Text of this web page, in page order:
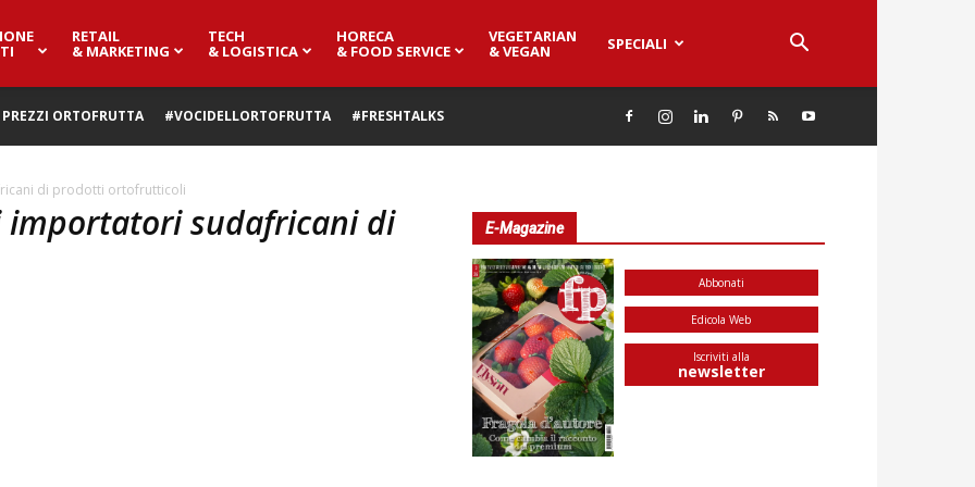
RETAIL
& MARKETING
TECH
& LOGISTICA
HORECA
& FOOD SERVICE
VEGETARIAN
& VEGAN SPECIALI
PREZZI ORTOFRUTTA #VOCIDELLORTOFRUTTA #FRESHTALKS
di prodotti ortofrutticoli
importatori sudafricani di
E-Magazine
Abbonati
Edicola Web
Iscriviti alla
newsletter